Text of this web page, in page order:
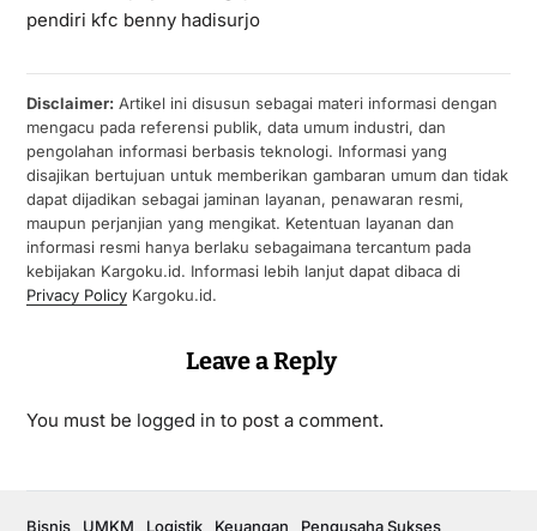
pendiri kfc benny hadisurjo
Disclaimer:Artikel ini disusun sebagai materi informasi dengan
mengacu pada referensi publik, data umum industri, dan
pengolahan informasi berbasis teknologi. Informasi yang
disajikan bertujuan untuk memberikan gambaran umum dan tidak
dapat dijadikan sebagai jaminan layanan, penawaran resmi,
maupun perjanjian yang mengikat. Ketentuan layanan dan
informasi resmi hanya berlaku sebagaimana tercantum pada
kebijakan Kargoku.id. Informasi lebih lanjut dapat dibaca di
Privacy PolicyKargoku.id.
Leave a Reply
You must be logged in to post a comment.
Bisnis UMKM Logistik Keuangan Pengusaha Sukses